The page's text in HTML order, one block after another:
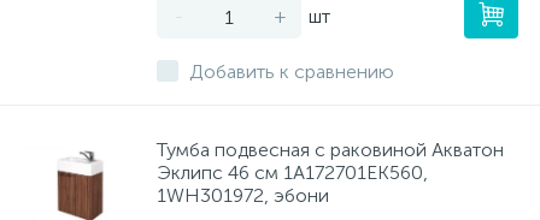
- + шт
Добавить к сравнению
Тумба подвесная с раковиной Акватон
Эклипс 46 см 1A172701EK560,
1WH301972, эбони